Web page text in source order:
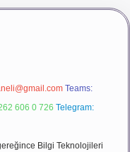
Teams:
606 0 726 Telegram:
Bilgi Teknolojileri